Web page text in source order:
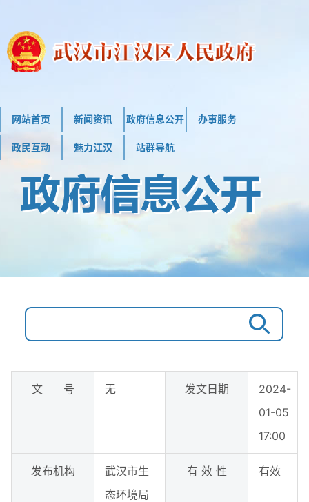
网站首页 新闻资讯 政府信息公开 办事服务
政民互动 魅力江汉 站群导航
文 号 无 发文日期
2024-
01-05
17:00
发布机构
武汉市生
态环境局
有 效 性 有效